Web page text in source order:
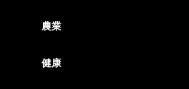
農業
健康